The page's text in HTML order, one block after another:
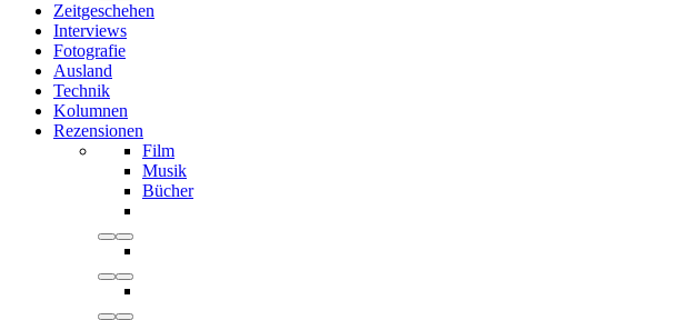
Zeitgeschehen
Interviews
Fotografie
Ausland
Technik
Kolumnen
Rezensionen
Film
Musik
Bücher